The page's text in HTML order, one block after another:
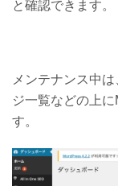
と確認できます。
メンテナンス中
ジ一覧などの上
す。